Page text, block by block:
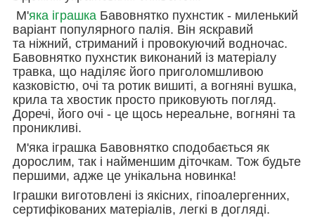
М'яка іграшка Бавовнятко пухнстик - миленький
варіант популярного палія. Він яскравий
та ніжний, стриманий і провокуючий водночас.
Бавовнятко пухнстик виконаний із матеріалу
травка, що наділяє його приголомшливою
казковістю, очі та ротик вишиті, а вогняні вушка,
крила та хвостик просто приковують погляд.
Доречі, його очі - це щось нереальне, вогняні та
проникливі.
М'яка іграшка Бавовнятко сподобається як
дорослим, так і найменшим діточкам. Тож будьте
першими, адже це унікальна новинка!
Іграшки виготовлені із якісних, гіпоалергенних,
сертифікованих матеріалів, легкі в догляді.